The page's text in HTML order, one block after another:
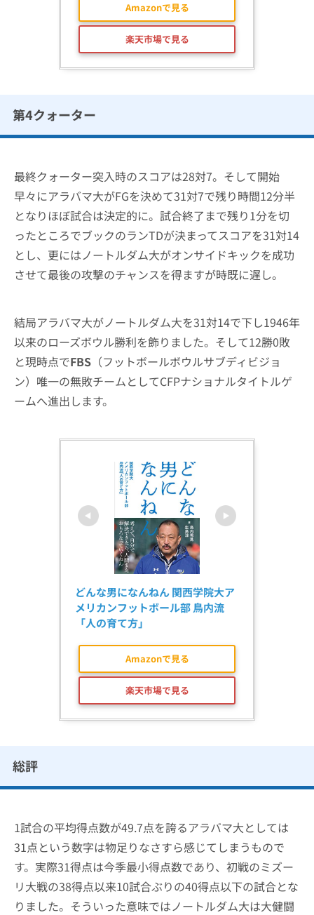
Amazonで見る
楽天市場で見る
第4クォーター
最終クォーター突入時のスコアは28対7。そして開始
早々にアラバマ大がFGを決めて31対7で残り時間12分半
となりほぼ試合は決定的に。試合終了まで残り1分を切
ったところでブックのランTDが決まってスコアを31対14
とし、更にはノートルダム大がオンサイドキックを成功
させて最後の攻撃のチャンスを得ますが時既に遅し。
結局アラバマ大がノートルダム大を31対14で下し1946年
以来のローズボウル勝利を飾りました。そして12勝0敗
と現時点でFBS （フットボールボウルサブディビジョ
ン）唯一の無敗チームとしてCFPナショナルタイトルゲ
ームへ進出します。
どんな男になんねん 関西学院大ア
メリカンフットボール部 鳥内流
「人の育て方」
Amazonで見る
楽天市場で見る
総評
1試合の平均得点数が49.7点を誇るアラバマ大としては
31点という数字は物足りなさすら感じてしまうもので
す。実際31得点は今季最小得点数であり、初戦のミズー
リ大戦の38得点以来10試合ぶりの40得点以下の試合とな
りました。そういった意味ではノートルダム大は大健闘